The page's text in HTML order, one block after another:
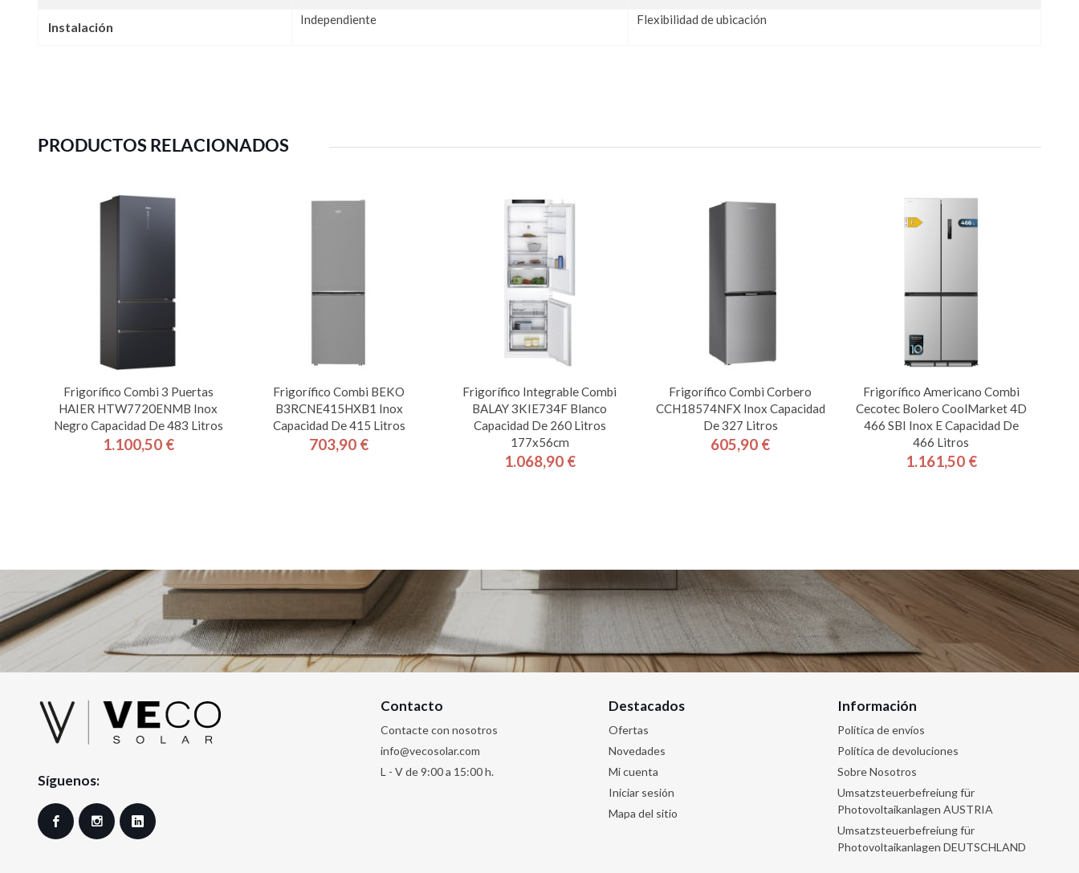
Instalación Independiente Flexibilidad de ubicación
PRODUCTOS RELACIONADOS
Frigorífico Combi 3 Puertas
HAIER HTW7720ENMB Inox
Negro Capacidad De 483 Litros
Precio
1.100,50 €
Frigorífico Combi BEKO
B3RCNE415HXB1 Inox
Capacidad De 415 Litros
Precio
703,90 €
Frigorífico Integrable Combi
BALAY 3KIE734F Blanco
Capacidad De 260 Litros
177x56cm
Precio
1.068,90 €
Frigorífico Combi Corbero
CCH18574NFX Inox Capacidad
De 327 Litros
Precio
605,90 €
Frigorífico Americano Combi
Cecotec Bolero CoolMarket 4D
466 SBI Inox E Capacidad De
466 Litros
Precio
1.161,50 €
Síguenos:
Facebook Instagram
Contacto
Contacte con nosotros
info@vecosolar.com
L - V de 9:00 a 15:00 h.
Destacados
Ofertas
Novedades
Mi cuenta
Iniciar sesión
Mapa del sitio
Información
Política de envíos
Política de devoluciones
Sobre Nosotros
Umsatzsteuerbefreiung für
Photovoltaikanlagen AUSTRIA
Umsatzsteuerbefreiung für
Photovoltaikanlagen DEUTSCHLAND